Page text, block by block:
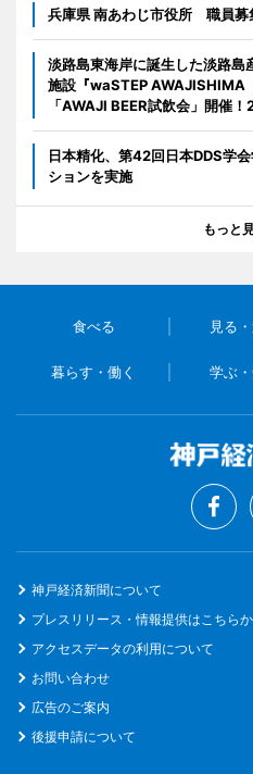
兵庫県 南あわじ市役所 職員募
淡路島東海岸に誕生した淡路島
施設『waSTEP AWAJISHIMA
「AWAJI BEER試飲会」開催
日本精化、第42回日本DDS学
ションを実施
もっと
食べる 見る
暮らす・働く 学ぶ
神戸経済新聞について
プレスリリース・情報提供はこちら
アクセスデータの利用について
お問い合わせ
広告のご案内
後援申請について